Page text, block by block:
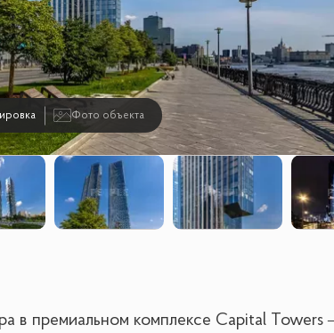
Фото объекта
в премиальном комплексе Capital